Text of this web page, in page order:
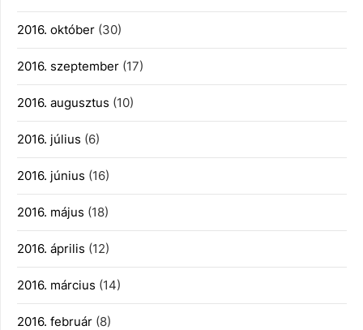
2016. október (30)
2016. szeptember (17)
2016. augusztus (10)
2016. július (6)
2016. június (16)
2016. május (18)
2016. április (12)
2016. március (14)
2016. február (8)